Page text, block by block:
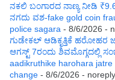
ನಕಲಿ ಬಂಗಾರದ ನಾಣ್ಯ ನೀಡಿ
ನಗದು ವಶ-fake gold coin
police sagara - 8/6/2026 -
ಗುಡೇಕಲ್ ಆಡಿಕೃತ್ತಿಕೆ ಹರೋಹರ
ಆಗಸ್ಟ್ 7ರಂದು ಶಿವಮೊಗ್ಗದಲ್ಲಿ
aadikruthike harohara
change - 8/6/2026 -